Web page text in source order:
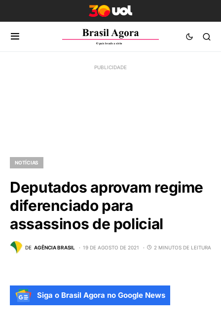
NOTÍCIAS
Deputados aprovam regime
diferenciado para
assassinos de policial
DE AGÊNCIA BRASIL 19 DE AGOSTO DE 2021 2 MINUTOS DE LEITURA
Siga o Brasil Agora no Google News